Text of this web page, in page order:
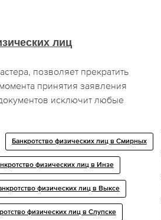
лиц
позволяет прекратить
принятия заявления
исключит любые
Банкротство физических лиц в Смирных
физических лиц в Инзе
физических лиц в Выксе
физических лиц в Слупске